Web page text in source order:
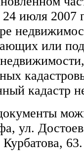
24 июля
или
кадастр
ул.
63.